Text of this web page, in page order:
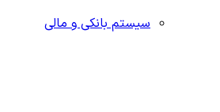
سیستم بانکی و مالی